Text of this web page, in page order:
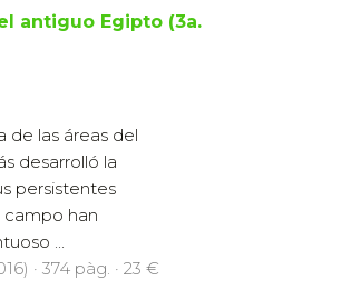
antiguo Egipto (3a.
de las áreas del
desarrolló la
persistentes
han
...
· 374 pàg. · 23 €